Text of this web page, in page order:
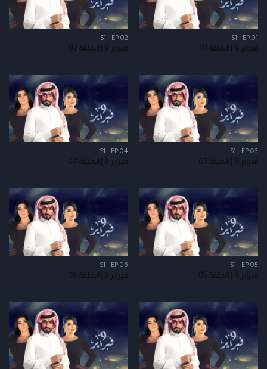
S1 - EP 01
فبراير 9 | الحلقة 01
S1 - EP 02
فبراير 9 | الحلقة 02
S1 - EP 03
فبراير 9 | الحلقة 03
S1 - EP 04
فبراير 9 | الحلقة 04
S1 - EP 05
فبراير 9 | الحلقة 05
S1 - EP 06
فبراير 9 | الحلقة 06